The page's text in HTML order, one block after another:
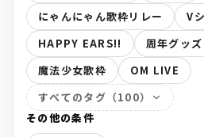
にゃんにゃん歌枠リレー
V
HAPPY EARS!!
周年グッズ
魔法少女歌枠
OM LIVE
すべてのタグ（100）
その他の条件